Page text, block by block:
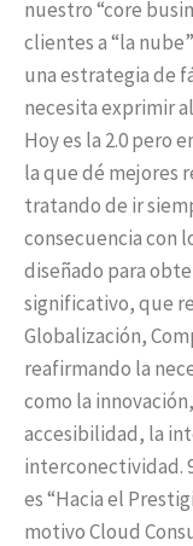
nuestro “core
clientes a “la
una estrategia de
necesita exprimir
Hoy es la 2.0 pero
la que dé mejores
tratando de ir
consecuencia con
diseñado para
significativo, que
Globalización,
reafirmando la
como la
accesibilidad, la
interconectividad.
es “Hacia el
motivo Cloud